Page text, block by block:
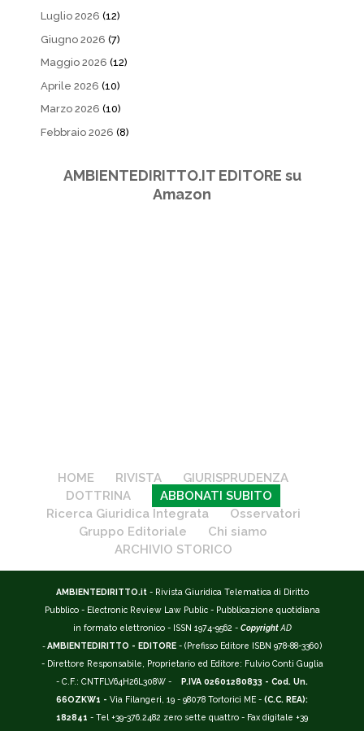
Luglio 2026 (12)
Giugno 2026 (7)
Maggio 2026 (12)
Aprile 2026 (10)
Marzo 2026 (10)
Febbraio 2026 (8)
AMBIENTEDIRITTO.IT EDITORE su
Amazon
HOME RIVISTA
GIURISPRUDENZA
DOTTRINA
ABBONATI SUBITO
Ricerca Giuridica Integrata
Osservatori
Gruppo Editoriale
Chi siamo
ARCHIVIO STORICO
AMBIENTEDIRITTO.it - Rivista Giuridica Telematica di Diritto
Pubblico - Electronic Review Law Public - Pubblicazione quotidiana
in formato elettronico - ISSN 1974-9562 - Copyright AD
-AMBIENTEDIRITTO - EDITORE - (Prefisso Editore ISBN 978-88-3360)
- Direttore Responsabile, Proprietario ed Editore: Fulvio Conti Guglia
- C.F.: CNTFLV64H26L308W -
P.IVA 02601280833 - Cod. Un.
66OZKW1 - Via Filangeri, 19 - 98078 Tortorici ME - (C.C. REA):
182841 - Tel +39-376.2482 zero sette quattro - Fax digitale +39